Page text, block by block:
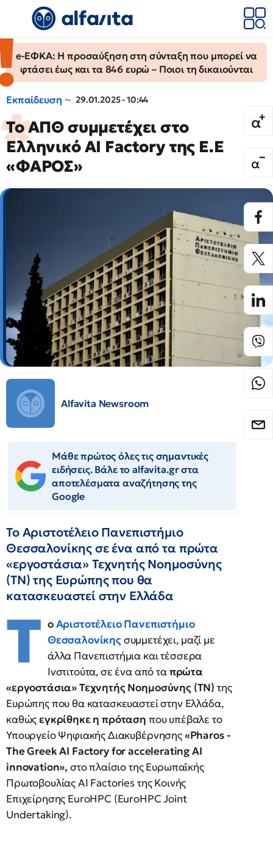
e-ΕΦΚΑ: Η προσαύξηση στη σύνταξη που μπορεί να
φτάσει έως και τα 846 ευρώ – Ποιοι τη δικαιούνται
Εκπαίδευση 29.01.2025 - 10:44
Το ΑΠΘ συμμετέχει στο
Ελληνικό AI Factory της Ε.Ε
«ΦΑΡΟΣ»
Alfavita Newsroom
Μάθε πρώτος όλες τις σημαντικές
ειδήσεις. Βάλε το alfavita.gr στα
αποτελέσματα αναζήτησης της
Google
Το Αριστοτέλειο Πανεπιστήμιο
Θεσσαλονίκης σε ένα από τα πρώτα
«εργοστάσια» Τεχνητής Νοημοσύνης
(TN) της Ευρώπης που θα
κατασκευαστεί στην Ελλάδα
Τ οΑριστοτέλειο Πανεπιστήμιο
Θεσσαλονίκηςσυμμετέχει, μαζί με
άλλα Πανεπιστήμια και τέσσερα
Ινστιτούτα, σε ένα από ταπρώτα
«εργοστάσια» Τεχνητής Νοημοσύνης (TN) της
Ευρώπης που θα κατασκευαστεί στην Ελλάδα,
καθώςεγκρίθηκε η πρόταση που υπέβαλε το
Υπουργείο Ψηφιακής Διακυβέρνησης«Pharos -
TheGreekAI FactoryforacceleratingAI
innovation», στο πλαίσιο της Ευρωπαϊκής
Πρωτοβουλίας AI Factories της Κοινής
Επιχείρησης EuroHPC (EuroHPC Joint
Undertaking).